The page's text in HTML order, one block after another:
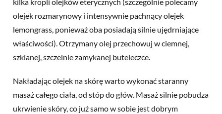
kilka kropli olejków eterycznych (szczególnie polecamy
olejek rozmarynowy i intensywnie pachnący olejek
lemongrass, ponieważ oba posiadają silnie ujędrniające
właściwości). Otrzymany olej przechowuj w ciemnej,
szklanej, szczelnie zamykanej buteleczce.
Nakładając olejek na skórę warto wykonać staranny
masaż całego ciała, od stóp do głów. Masaż silnie pobudza
ukrwienie skóry, co już samo w sobie jest dobrym